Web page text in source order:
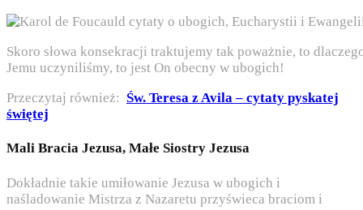
Skoro słowa konsekracji traktujemy tak poważnie, to
Jemu uczyniliśmy, to jest On obecny w ubogich!
Przeczytaj również: Św. Teresa z Avila – cytaty pyskatej
świętej
Mali Bracia Jezusa, Małe Siostry Jezusa
Dokładnie takie umiłowanie Jezusa w ubogich i
naśladowanie Mistrza z Nazaretu przyświeca braciom i